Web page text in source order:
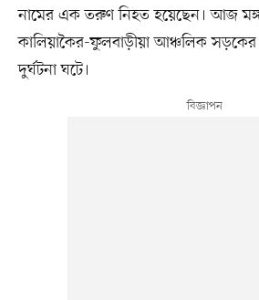
নামের এক তরুণ নিহত হয়েছেন। আজ
কালিয়াকৈর-ফুলবাড়ীয়া আঞ্চলিক
দুর্ঘটনা ঘটে।